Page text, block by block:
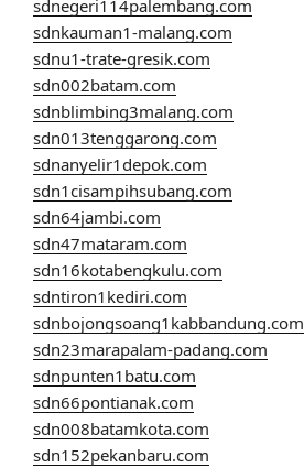
sdnegeri114palembang.com
sdnkauman1-malang.com
sdnu1-trate-gresik.com
sdn002batam.com
sdnblimbing3malang.com
sdn013tenggarong.com
sdnanyelir1depok.com
sdn1cisampihsubang.com
sdn64jambi.com
sdn47mataram.com
sdn16kotabengkulu.com
sdntiron1kediri.com
sdnbojongsoang1kabbandung.com
sdn23marapalam-padang.com
sdnpunten1batu.com
sdn66pontianak.com
sdn008batamkota.com
sdn152pekanbaru.com